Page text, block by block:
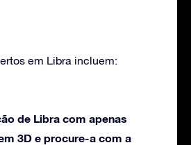
em Libra incluem:
de Libra com apenas
3D e procure-a com a